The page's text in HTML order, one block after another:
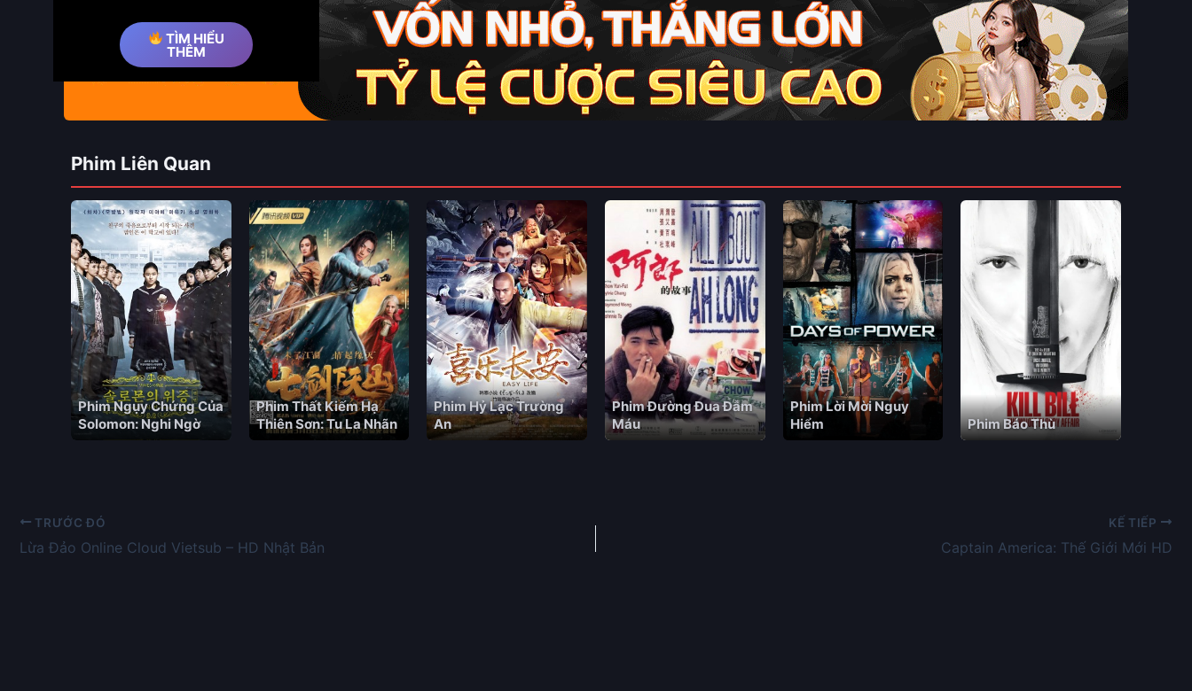
TÌM HIỂU
THÊM
Phim Liên Quan
Phim Ngụy Chứng Của
Solomon: Nghi Ngờ
Phim Thất Kiếm Hạ
Thiên Sơn: Tu La Nhãn
Phim Hỷ Lạc Trường
An
Phim Đường Đua Đẫm
Máu
Phim Lời Mời Nguy
Hiểm
Phim Báo Thù
TRƯỚC ĐÓ
Lừa Đảo Online Cloud Vietsub – HD Nhật Bản
KẾ TIẾP
Captain America: Thế Giới Mới HD